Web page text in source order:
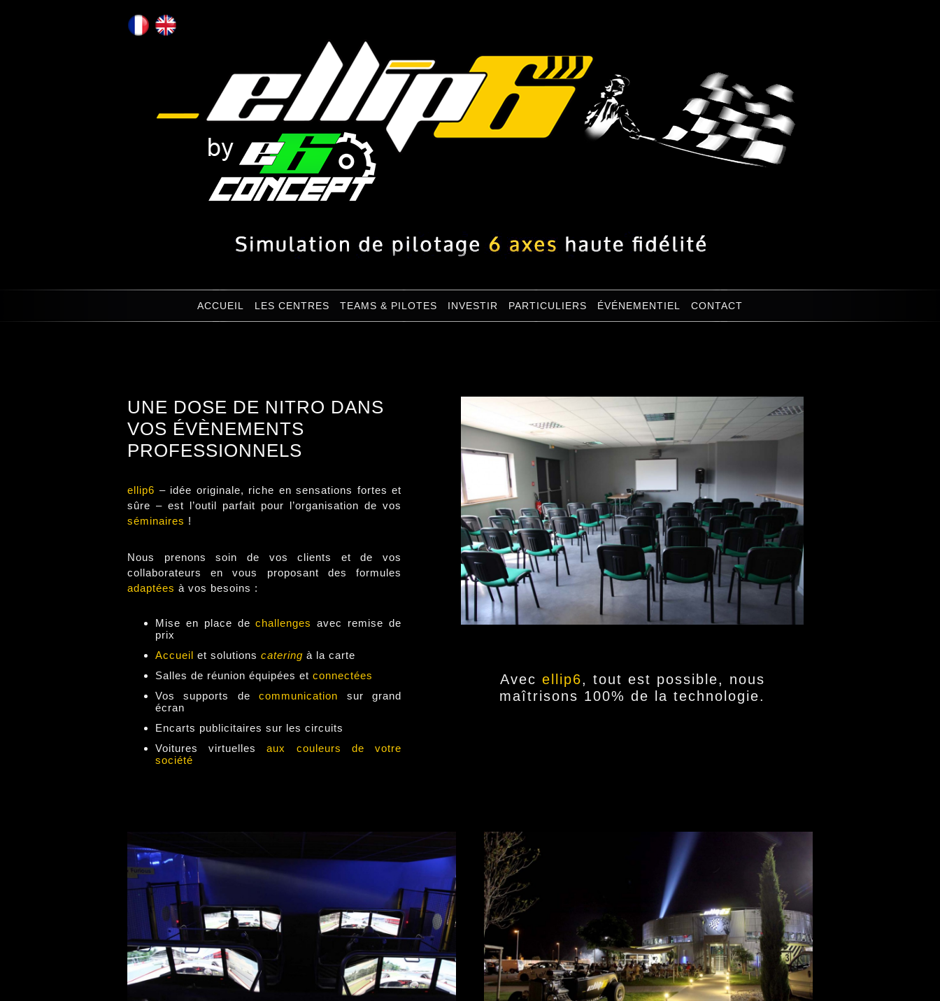
ACCUEIL LES CENTRES TEAMS & PILOTES INVESTIR PARTICULIERS ÉVÉNEMENTIEL CONTACT
UNE DOSE DE NITRO DANS
VOS ÉVÈNEMENTS
PROFESSIONNELS
ellip6 – idée originale, riche en sensations fortes et
sûre – est l’outil parfait pour l’organisation de vos
séminaires !
Nous prenons soin de vos clients et de vos
collaborateurs en vous proposant des formules
adaptées à vos besoins :
Mise en place dechallenges avec remise de
prix
Accueil et solutions catering à la carte
Salles de réunion équipées et connectées
Vos supports decommunication sur grand
écran
Encarts publicitaires sur les circuits
Voitures virtuelles
aux couleurs de votre
société
Avec ellip6, tout est possible, nous
maîtrisons 100% de la technologie.